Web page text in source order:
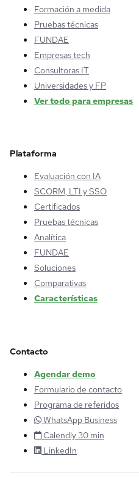
Formación a medida
Pruebas técnicas
FUNDAE
Empresas tech
Consultoras IT
Universidades y FP
Ver todo para empresas
Plataforma
Evaluación con IA
SCORM, LTI y SSO
Certificados
Pruebas técnicas
Analítica
FUNDAE
Soluciones
Comparativas
Características
Contacto
Agendar demo
Formulario de contacto
Programa de referidos
WhatsApp Business
Calendly 30 min
LinkedIn